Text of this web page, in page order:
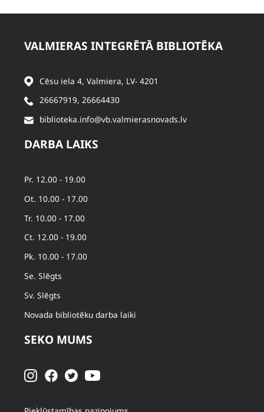
VALMIERAS INTEGRĒTĀ BIBLIOTĒKA
Cēsu iela 4, Valmiera, LV- 4201
26667919, 26664430
biblioteka.info@vb.valmierasnovads.lv
DARBA LAIKS
Pr. 12.00 - 19.00
Ot. 10.00 - 17.00
Tr. 10.00 - 17.00
Ct. 12.00 - 19.00
Pk. 10.00 - 17.00
Se. Slēgts
Sv. Slēgts
Novada bibliotēku darba laiki
SEKO MUMS